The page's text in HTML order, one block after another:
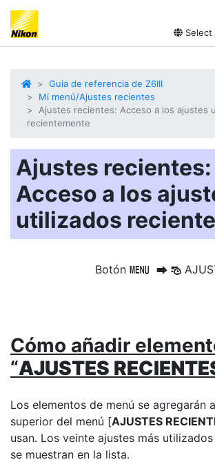
Select
Guia de referencia de Z6III
Mi menú/Ajustes recientes
Ajustes recientes: Acceso a los ajustes
recientemente
Ajustes recientes:
Acceso a los
utilizados
Botón G U m
Cómo añadir
“AJUSTES
Los elementos de menú se agregarán
superior del menú [AJUSTES
usan. Los veinte ajustes más
se muestran en la lista.